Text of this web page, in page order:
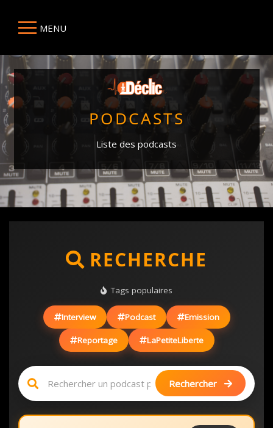
MENU
PODCASTS
Liste des podcasts
RECHERCHE
Tags populaires
Interview Podcast Emission
Reportage LaPetiteLiberte
Rechercher